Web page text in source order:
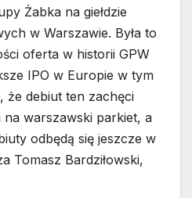
Żabka na giełdzie
w Warszawie. Była to
oferta w historii GPW
IPO w Europie w tym
że debiut ten zachęci
warszawski parkiet, a
odbędą się jeszcze w
Tomasz Bardziłowski,